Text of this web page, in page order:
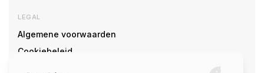
LEGAL
Algemene voorwaarden
Cookiebeleid